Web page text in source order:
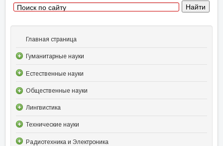
Главная страница
Гуманитарные науки
Естественные науки
Общественные науки
Лингвистика
Технические науки
Радиотехника и Электроника